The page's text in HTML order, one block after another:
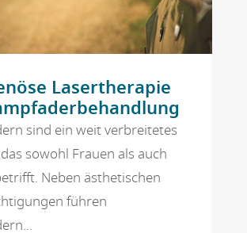
Lasertherapie
sind ein weit verbreitetes
sowohl Frauen als auch
Neben ästhetischen
führen